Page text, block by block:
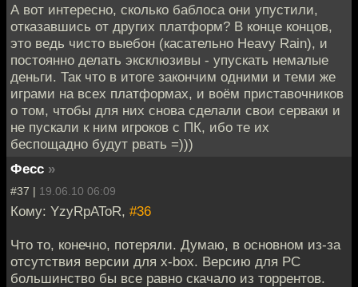
А вот интересно, сколько баблоса они упустили,
отказавшись от других платформ? В конце концов,
это ведь чисто выебон (касательно Heavy Rain), и
постоянно делать эксклюзивы - упускать немалые
деньги. Так что в итоге закончим одними и теми же
играми на всех платформах, и воём приставочников
о том, чтобы для них снова сделали свои серваки и
не пускали к ним игроков с ПК, ибо те их
беспощадно будут рвать =)))
Фесс »
#37 | 19.06.10 06:09
Кому: YzyRpAToR, #36
Что то, конечно, потеряли. Думаю, в основном из-за
отсутствия версии для x-box. Версию для PC
большинство бы все равно скачало из торрентов.